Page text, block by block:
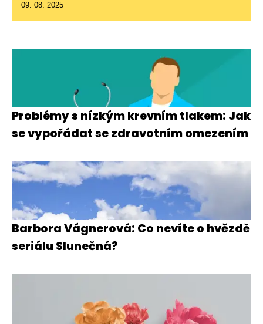
09. 08. 2025
Problémy s nízkým krevním tlakem: Jak
se vypořádat se zdravotním omezením
Barbora Vágnerová: Co nevíte o hvězdě
seriálu Slunečná?